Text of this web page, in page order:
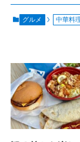
グルメ 中華料